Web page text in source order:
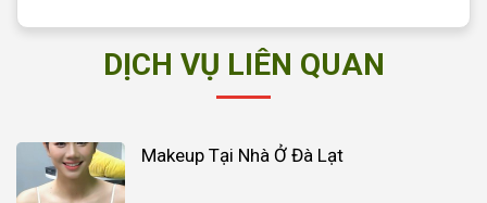
DỊCH VỤ LIÊN QUAN
Makeup Tại Nhà Ở Đà Lạt